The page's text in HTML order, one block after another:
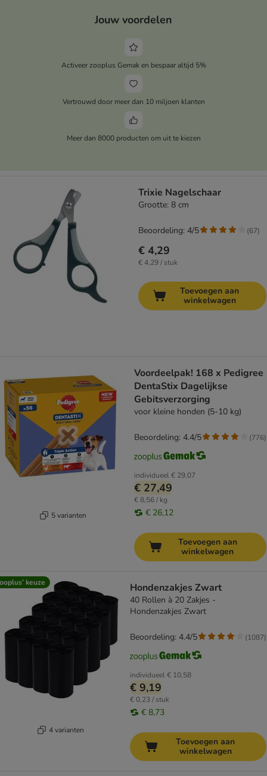
Jouw voordelen
Activeer zooplus Gemak en bespaar altijd 5%
Vertrouwd door meer dan 10 miljoen klanten
Meer dan 8000 producten om uit te kiezen
Trixie Nagelschaar
Grootte: 8 cm
€ 4,29
€ 4,29 / stuk
Beoordeling: 4/5 (67)
Toevoegen aan
winkelwagen
5 varianten
Voordeelpak! 168 x Pedigree
DentaStix Dagelijkse
Gebitsverzorging
voor kleine honden (5-10 kg)
individueel€ 29,07
€ 27,49
€ 8,56 / kg
€ 26,12
Beoordeling: 4.4/5 (776)
Toevoegen aan
winkelwagen
keuze
4 varianten
Hondenzakjes Zwart
40 Rollen à 20 Zakjes -
Hondenzakjes Zwart
individueel€ 10,58
€ 9,19
€ 0,23 / stuk
€ 8,73
Beoordeling: 4.4/5 (1087)
Toevoegen aan
winkelwagen